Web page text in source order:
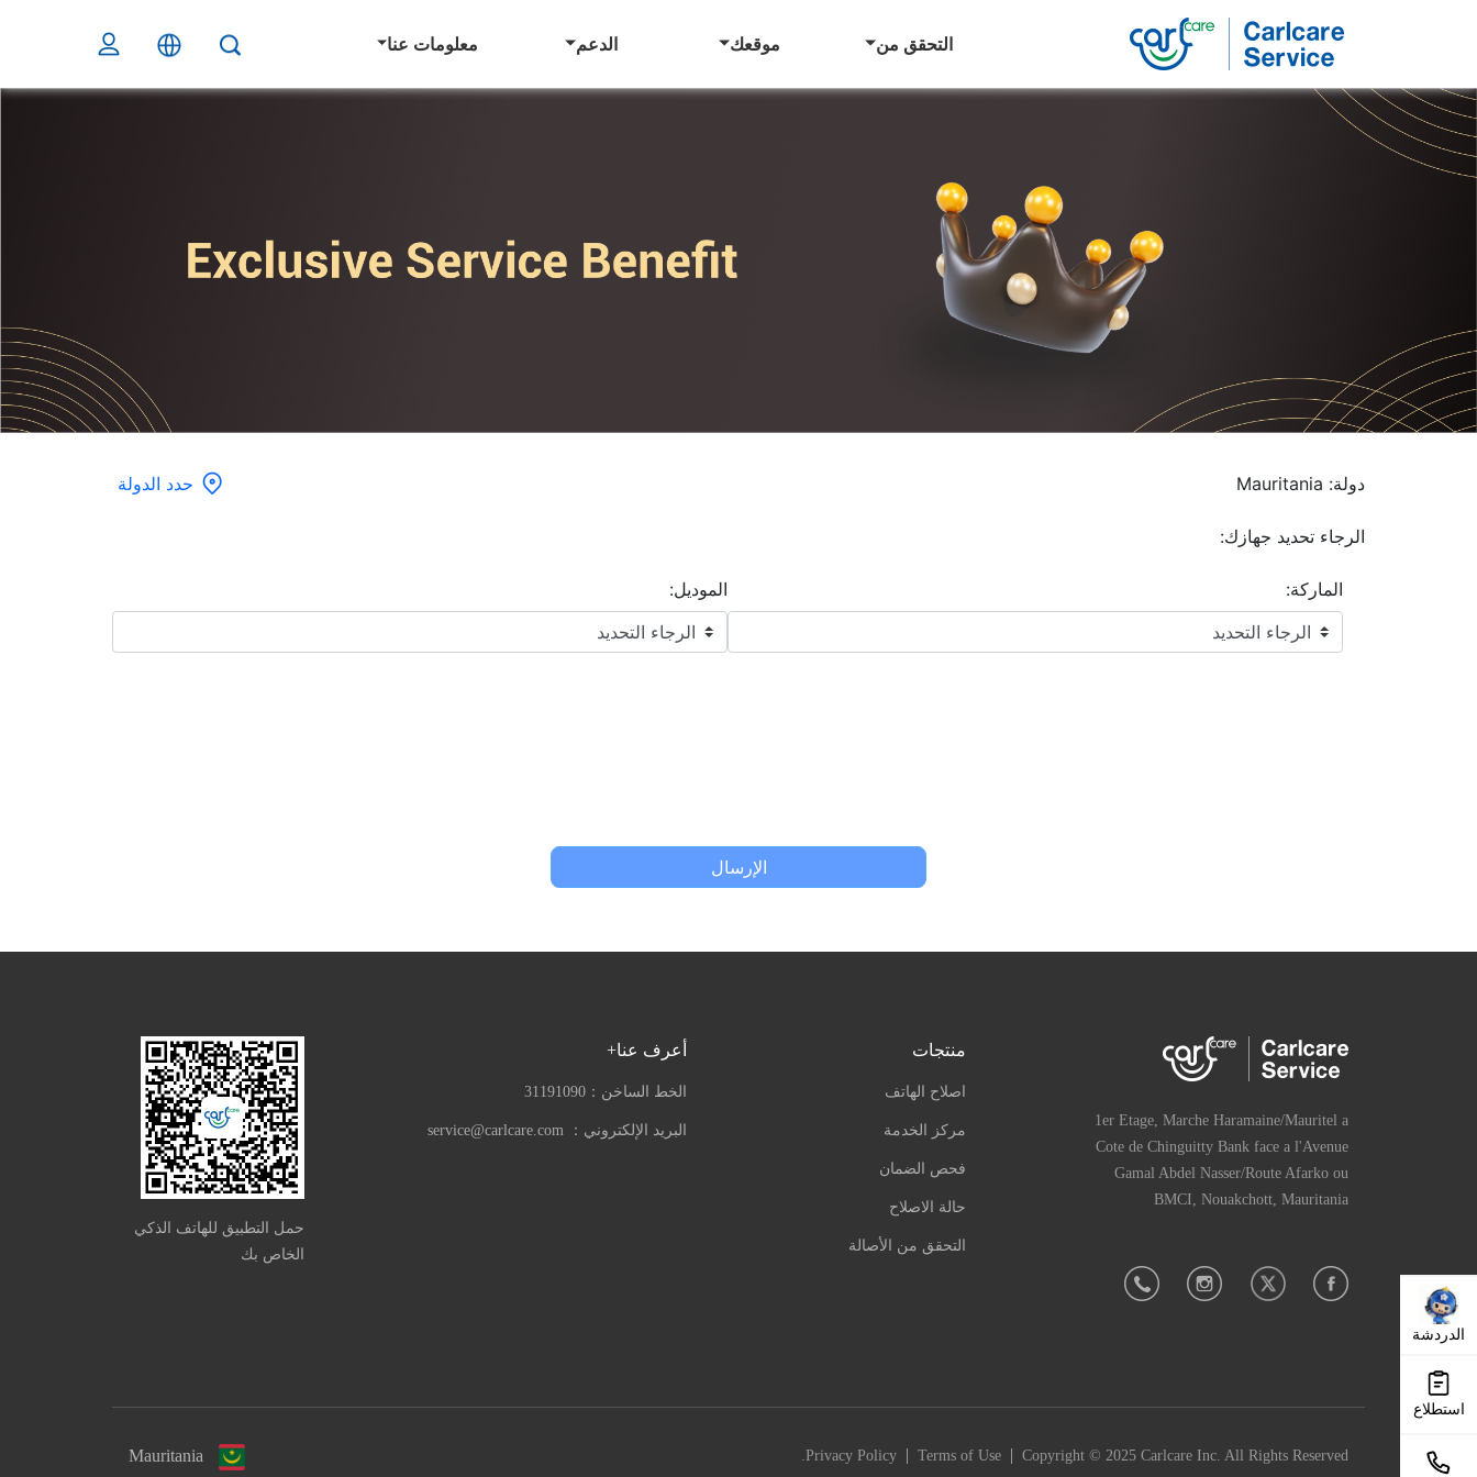
التحقق من موقعك الدعم معلومات عنا
دولة: Mauritania حدد الدولة
الرجاء تحديد جهازك:
الماركة: الموديل:
الإرسال
الدردشة
استطلاع
1er Etage, Marche Haramaine/Mauritel a
Cote de Chinguitty Bank face a l'Avenue
Gamal Abdel Nasser/Route Afarko ou
BMCI, Nouakchott, Mauritania
منتجات
اصلاح الهاتف
مركز الخدمة
فحص الضمان
حالة الاصلاح
التحقق من الأصالة
أعرف عنا+
الخط الساخن： 31191090
البريد الإلكتروني： service@carlcare.com
حمل التطبيق للهاتف الذكي
الخاص بك
Privacy Policy | Terms of Use | Copyright © 2025 Carlcare Inc. All Rights Reserved.
Mauritania